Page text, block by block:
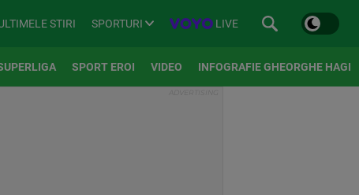
STIRI SPORTURI LIVE
SPORT EROI VIDEO INFOGRAFIE GHEORGHE HAGI